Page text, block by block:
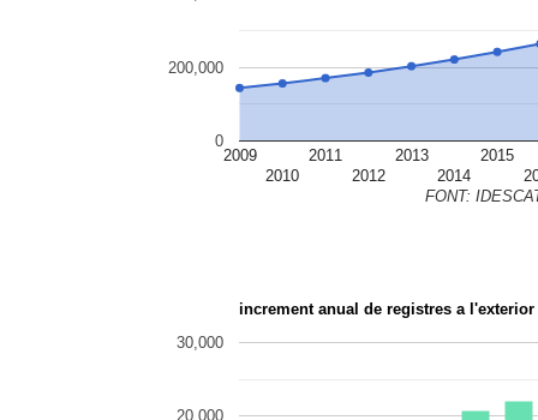
2009
2010
2011
2012
2013
2014
2015
0
200,000
FONT:
increment anual de registres a l'exterior
20,000
30,000